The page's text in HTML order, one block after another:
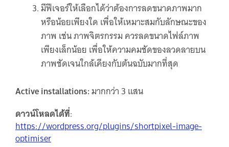
มีฟีเจอร์ให้เลือกได้ว่าต้องการลดขนาดภาพมาก
หรือน้อยเพียงใด เพื่อให้เหมาะสมกับลักษณะของ
ภาพ เช่น ภาพจิตรกรรม ควรลดขนาดไฟล์ภาพ
เพียงเล็กน้อย เพื่อให้ความคมชัดของลวดลายบน
ภาพชัดเจนใกล้เคียงกับต้นฉบับมากที่สุด
Active installations:มากกว่า 3 แสน
ดาวน์โหลดได้ที่:
https://wordpress.org/plugins/shortpixel-image-
optimiser